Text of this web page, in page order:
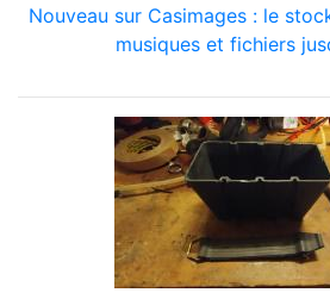
Nouveau sur Casimages : le
musiques et fichiers